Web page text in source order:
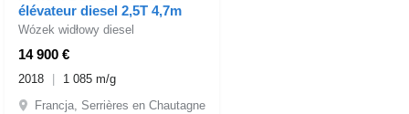
élévateur diesel 2,5T 4,7m
14 900 €
Wózek widłowy diesel
2018
1 085 m/g
Francja, Serrières en Chautagne